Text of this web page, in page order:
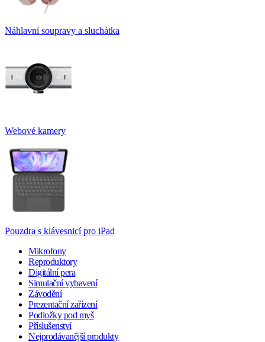
Náhlavní soupravy a sluchátka
Webové kamery
Pouzdra s klávesnicí pro iPad
Mikrofony
Reproduktory
Digitální pera
Simulační vybavení
Závodění
Prezentační zařízení
Podložky pod myš
Příslušenství
Nejprodávanější produkty